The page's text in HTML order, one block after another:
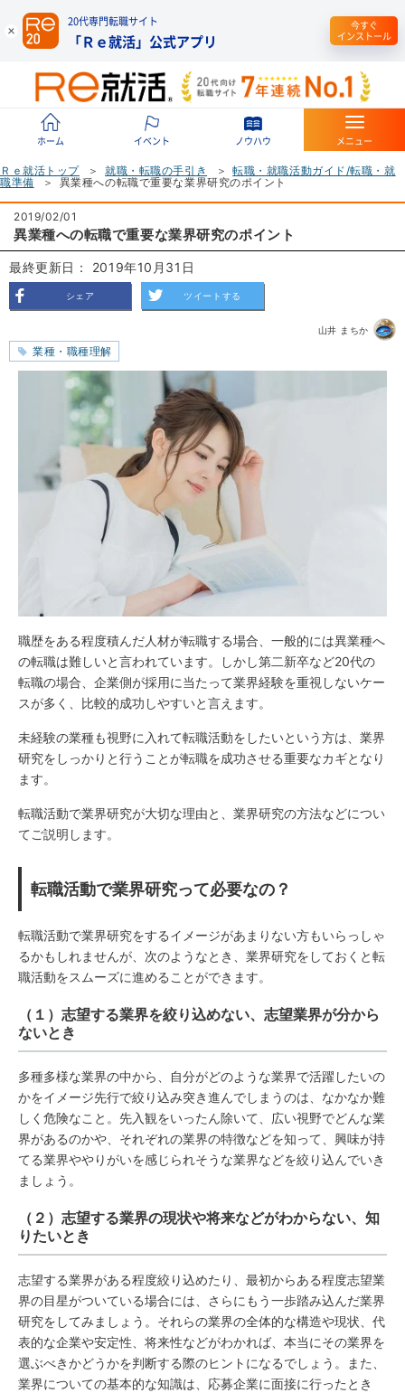
20代専門転職サイト
「Ｒｅ就活」公式アプリ
今すぐ
インストール
ホーム イベント ノウハウ メニュー
Ｒｅ就活トップ 就職・転職の手引き
転職・就職活動ガイド/転職・就
職準備
異業種への転職で重要な業界研究のポイント
2019/02/01
異業種への転職で重要な業界研究のポイント
最終更新日： 2019年10月31日
シェア ツイートする
山井 まちか
業種・職種理解
職歴をある程度積んだ人材が転職する場合、一般的には異業種へ
の転職は難しいと言われています。しかし第二新卒など20代の
転職の場合、企業側が採用に当たって業界経験を重視しないケー
スが多く、比較的成功しやすいと言えます。
未経験の業種も視野に入れて転職活動をしたいという方は、業界
研究をしっかりと行うことが転職を成功させる重要なカギとなり
ます。
転職活動で業界研究が大切な理由と、業界研究の方法などについ
てご説明します。
転職活動で業界研究って必要なの？
転職活動で業界研究をするイメージがあまりない方もいらっしゃ
るかもしれませんが、次のようなとき、業界研究をしておくと転
職活動をスムーズに進めることができます。
（１）志望する業界を絞り込めない、志望業界が分から
ないとき
多種多様な業界の中から、自分がどのような業界で活躍したいの
かをイメージ先行で絞り込み突き進んでしまうのは、なかなか難
しく危険なこと。先入観をいったん除いて、広い視野でどんな業
界があるのかや、それぞれの業界の特徴などを知って、興味が持
てる業界ややりがいを感じられそうな業界などを絞り込んでいき
ましょう。
（２）志望する業界の現状や将来などがわからない、知
りたいとき
志望する業界がある程度絞り込めたり、最初からある程度志望業
界の目星がついている場合には、さらにもう一歩踏み込んだ業界
研究をしてみましょう。それらの業界の全体的な構造や現状、代
表的な企業や安定性、将来性などがわかれば、本当にその業界を
選ぶべきかどうかを判断する際のヒントになるでしょう。また、
業界についての基本的な知識は、応募企業に面接に行ったとき